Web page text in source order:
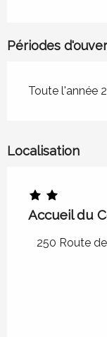
Périodes
Toute l'année
Localisation
Accueil du
250 Route